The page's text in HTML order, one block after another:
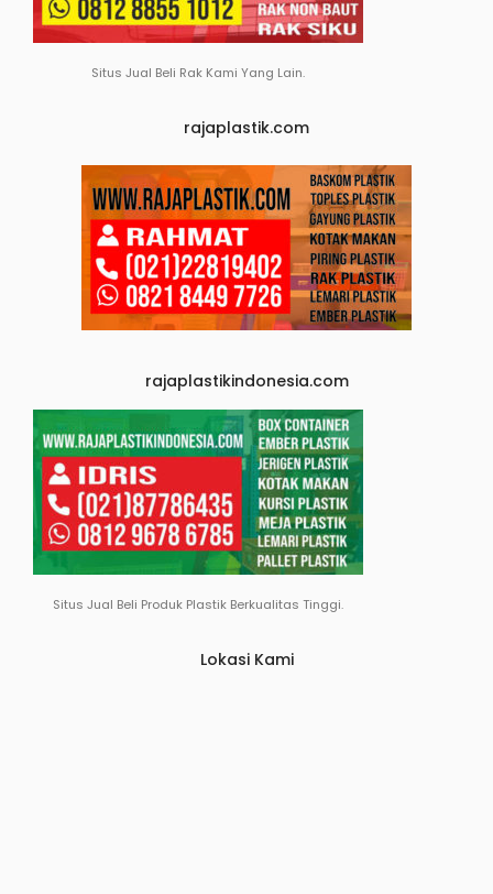
Situs Jual Beli Rak Kami Yang Lain.
rajaplastik.com
rajaplastikindonesia.com
Situs Jual Beli Produk Plastik Berkualitas Tinggi.
Lokasi Kami